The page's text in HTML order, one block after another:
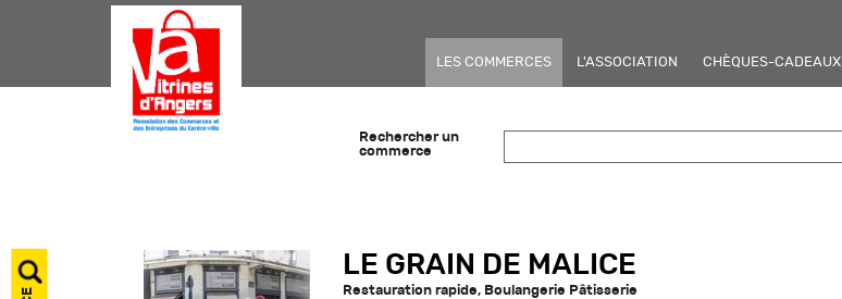
LES COMMERCES L'ASSOCIATION CHÈQUES-CADEAUX
Rechercher un
commerce
LE GRAIN DE MALICE
Restauration rapide, Boulangerie Pâtisserie